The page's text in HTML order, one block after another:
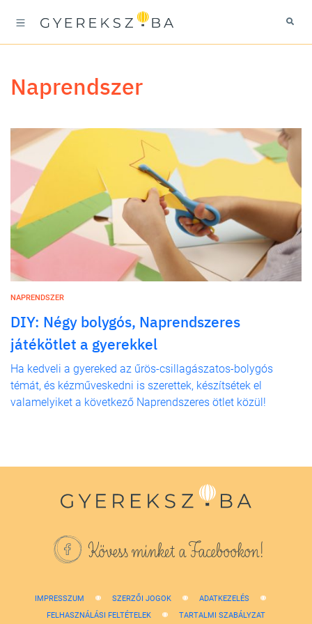
Naprendszer
NAPRENDSZER
DIY: Négy bolygós, Naprendszeres
játékötlet a gyerekkel
Ha kedveli a gyereked az űrös-csillagászatos-bolygós
témát, és kézműveskedni is szerettek, készítsétek el
valamelyiket a következő Naprendszeres ötlet közül!
Kövess minket a Facebookon!
IMPRESSZUM SZERZŐI JOGOK
ADATKEZELÉS
FELHASZNÁLÁSI FELTÉTELEK
TARTALMI SZABÁLYZAT